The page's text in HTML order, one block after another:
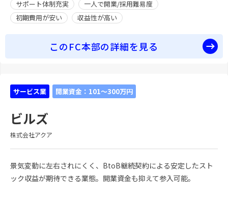
サポート体制充実
一人で開業/採用難易度
初期費用が安い
収益性が高い
このFC本部の詳細を見る
サービス業 開業資金：101～300万円
ビルズ
株式会社アクア
景気変動に左右されにくく、BtoB継続契約による安定したスト
ック収益が期待できる業態。開業資金も抑えて参入可能。